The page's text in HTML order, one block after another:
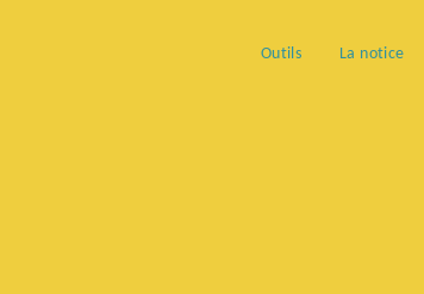
Outils La notice